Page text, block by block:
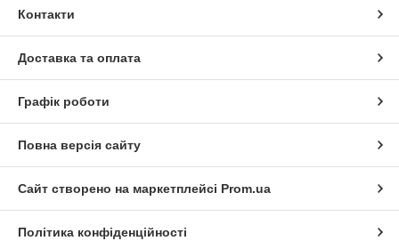
Контакти
Доставка та оплата
Графік роботи
Повна версія сайту
Сайт створено на маркетплейсі Prom.ua
Політика конфіденційності